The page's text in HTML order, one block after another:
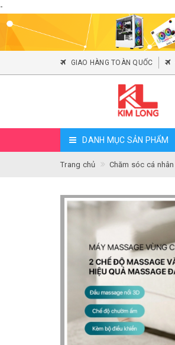
-
GIAO HÀNG TOÀN QUỐC
DANH MỤC SẢN PHẨM
Trang chủ Chăm sóc cá nhân